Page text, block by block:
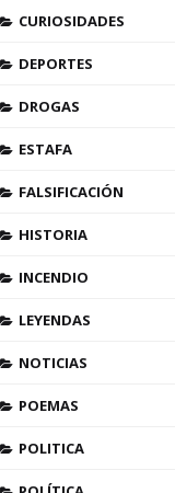
CURIOSIDADES
DEPORTES
DROGAS
ESTAFA
FALSIFICACIÓN
HISTORIA
INCENDIO
LEYENDAS
NOTICIAS
POEMAS
POLITICA